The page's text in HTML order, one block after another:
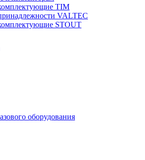
TIM
VALTEC
STOUT
оборудования